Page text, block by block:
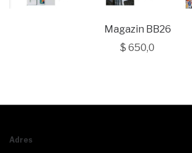
Magazin BB26
$ 650,0
Adres